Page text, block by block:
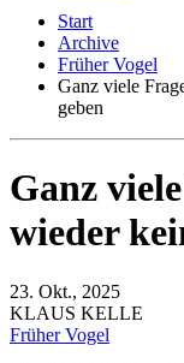
Start
Archive
Früher Vogel
Ganz viele
geben
Ganz
wieder
23. Okt., 2025
KLAUS KELLE
Früher Vogel